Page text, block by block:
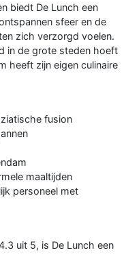
biedt De Lunch een
sfeer en de
zich verzorgd voelen.
in de grote steden hoeft
heeft zijn eigen culinaire
fusion
maaltijden
personeel met
uit 5, is De Lunch een